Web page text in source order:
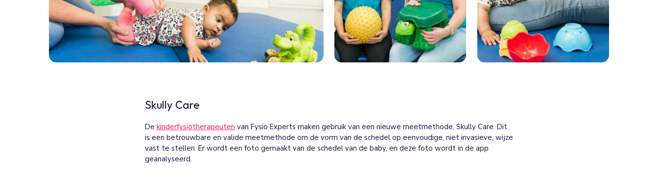
Skully Care
De kinderfysiotherapeuten van Fysio Experts maken gebruik van een nieuwe meetmethode, Skully Care. Dit
is een betrouwbare en valide meetmethode om de vorm van de schedel op eenvoudige, niet invasieve, wijze
vast te stellen. Er wordt een foto gemaakt van de schedel van de baby, en deze foto wordt in de app
geanalyseerd.